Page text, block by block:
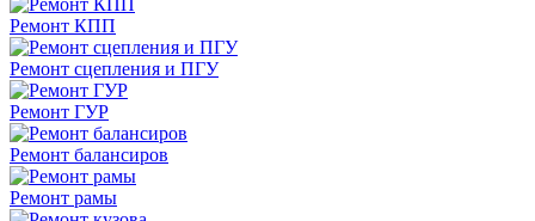
Ремонт КПП
Ремонт сцепления и ПГУ
Ремонт ГУР
Ремонт балансиров
Ремонт рамы